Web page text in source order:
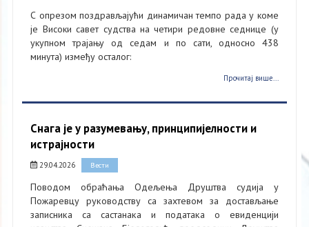
С опрезом поздрављајући динамичан темпо рада у коме
је Високи савет судства на четири редовне седнице (у
укупном трајању од седам и по сати, односно 438
минута) између осталог:
Прочитај више...
Снага је у разумевању, принципијелности и
истрајности
29.04.2026 Вести
Поводом обраћања Одељења Друштва судија у
Пожаревцу руководству са захтевом за достављање
записника са састанака и података о евиденцији